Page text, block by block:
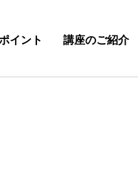
イント 講座のご紹介